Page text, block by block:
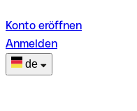
Konto eröffnen
Anmelden
de